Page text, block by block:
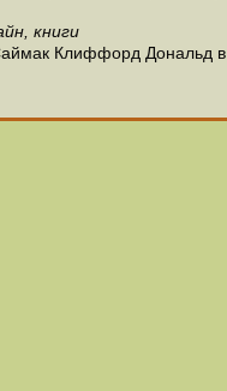
книги
Клиффорд Дональд в